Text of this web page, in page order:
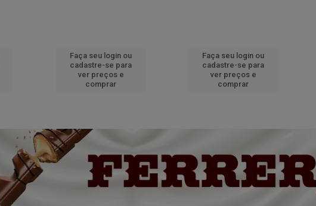
Faça seu login ou
cadastre-se para
ver preços e
comprar
Faça seu login ou
cadastre-se para
ver preços e
comprar